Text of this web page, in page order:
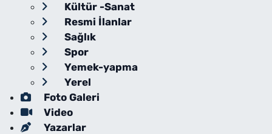
Kültür -Sanat
Resmi İlanlar
Sağlık
Spor
Yemek-yapma
Yerel
Foto Galeri
Video
Yazarlar